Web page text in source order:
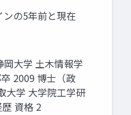
の5年前と現在
岡大学 土木情報学
2009 博士（政
大学 大学院工学研
資格 2